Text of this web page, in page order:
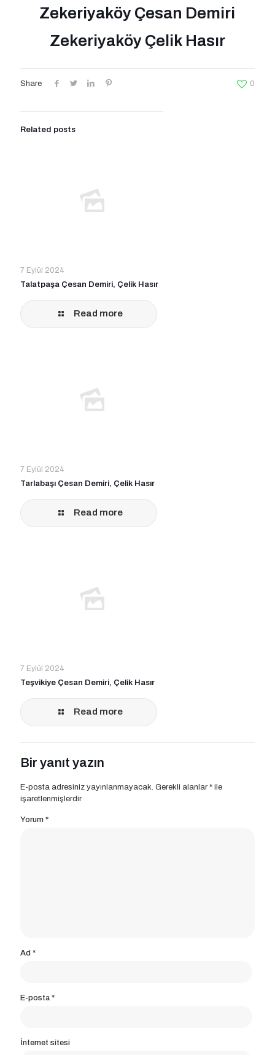
Zekeriyaköy Çesan Demiri
Zekeriyaköy Çelik Hasır
Share 0
Related posts
7 Eylül 2024
Talatpaşa Çesan Demiri, Çelik Hasır
Read more
7 Eylül 2024
Tarlabaşı Çesan Demiri, Çelik Hasır
Read more
7 Eylül 2024
Teşvikiye Çesan Demiri, Çelik Hasır
Read more
Bir yanıt yazın
E-posta adresiniz yayınlanmayacak. Gerekli alanlar * ile
işaretlenmişlerdir
Yorum *
Ad *
E-posta *
İnternet sitesi